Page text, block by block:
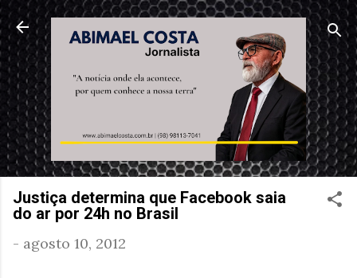
Pular para o conteúdo principal
Justiça determina que Facebook saia
do ar por 24h no Brasil
- agosto 10, 2012